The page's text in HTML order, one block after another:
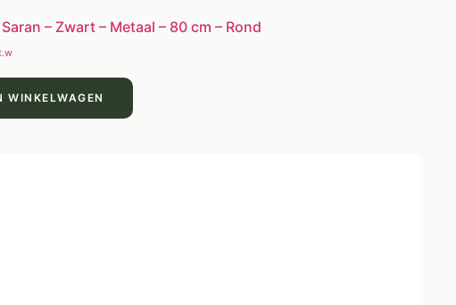
– Zwart – Metaal – 80 cm – Rond
WINKELWAGEN